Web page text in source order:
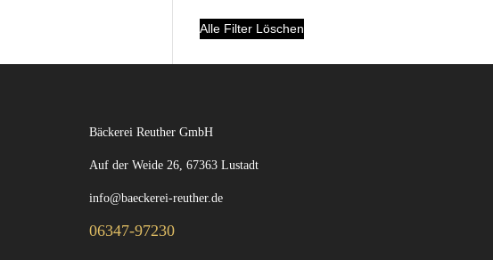
Alle Filter Löschen
Bäckerei Reuther GmbH
Auf der Weide 26, 67363 Lustadt
info@baeckerei-reuther.de
06347-97230